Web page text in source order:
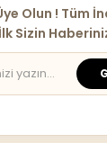
Olun ! Tüm
Sizin